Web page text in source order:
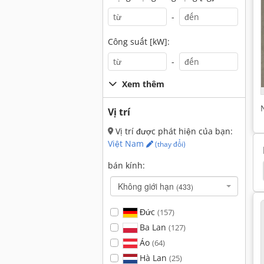
-
Công suất [kW]:
-
Xem thêm
Vị trí
Vị trí được phát hiện của bạn:
Việt Nam
(thay đổi)
bán kính:
Không giới hạn (433)
Đức (157)
Ba Lan (127)
Áo (64)
Hà Lan (25)
Doosan Máy Xúc Bánh Lốp